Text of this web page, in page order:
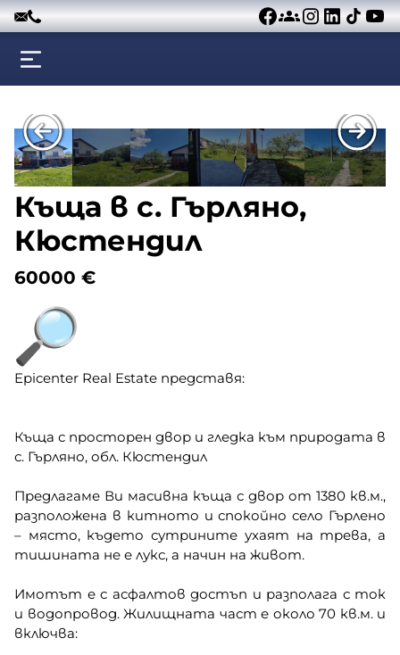
Към съдържанието
Къща в с. Гърляно,
Кюстендил
60000 €
Epicenter Real Estate представя:
Къща с просторен двор и гледка към природата в
с. Гърляно, обл. Кюстендил
Предлагаме Ви масивна къща с двор от 1380 кв.м.,
разположена в китното и спокойно село Гърлено
– място, където сутрините ухаят на трева, а
тишината не е лукс, а начин на живот.
Имотът е с асфалтов достъп и разполага с ток
и водопровод. Жилищната част е около 70 кв.м. и
включва: